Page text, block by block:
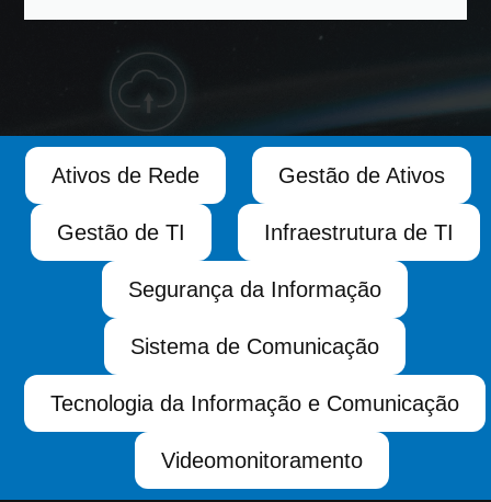
Ativos de Rede Gestão de Ativos
Gestão de TI Infraestrutura de TI
Segurança da Informação
Sistema de Comunicação
Tecnologia da Informação e Comunicação
Videomonitoramento